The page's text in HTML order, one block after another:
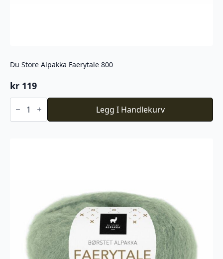
Du Store Alpakka Faerytale 800
kr 119
Du
Store
Faerytale
Legg I Handlekurv